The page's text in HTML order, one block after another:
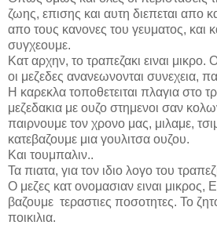
ζωης, επισης και αυτη διεπεται απο
απο τους κανονες του γευματος, και
συγχεουμε.
Κατ αρχην, το τραπεζακι ειναι μικρο.
οι μεζεδες ανανεωνονται συνεχεια,
Η καρεκλα τοποθετειται πλαγια στο
μεζεδακια με ουζο στημενοι σαν
παιρνουμε τον χρονο μας, μιλαμε,
κατεβαζουμε μια γουλιτσα ουζου.
Και τουμπαλιν..
Τα πιατα, για τον ιδιο λογο του
O μεζες κατ ονομασιαν ειναι μικρος,
βαζουμε τεραστιες ποσοτητες. Το
ποικιλια.